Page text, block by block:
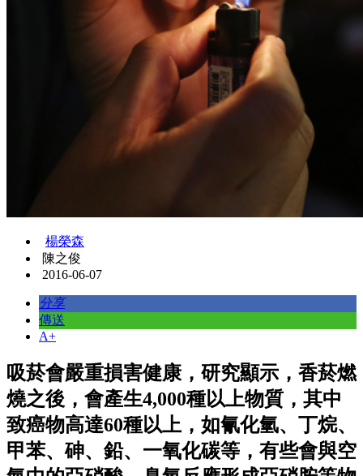
楊榮森
陳之俊
2016-06-07
分享
傳送
A+
吸菸會嚴重損害健康，研究顯示，香菸燃
燒之後，會產生4,000種以上物質，其中
致癌物高達60種以上，如氰化氫、丁烷、
甲苯、砷、鉛、一氧化碳等，有些會與空